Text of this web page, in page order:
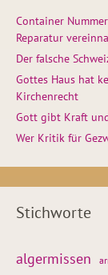
Container
Reparatur
Der falsche
Gottes Haus hat
Kirchenrecht
Gott gibt Kraft
Wer Kritik für
Stichworte
algermissen